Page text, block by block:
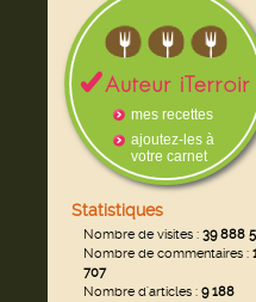
mes recettes
ajoutez-les à
votre carnet
Statistiques
Nombre de visites : 39 888
Nombre de commentaires :
707
Nombre d'articles : 9 188